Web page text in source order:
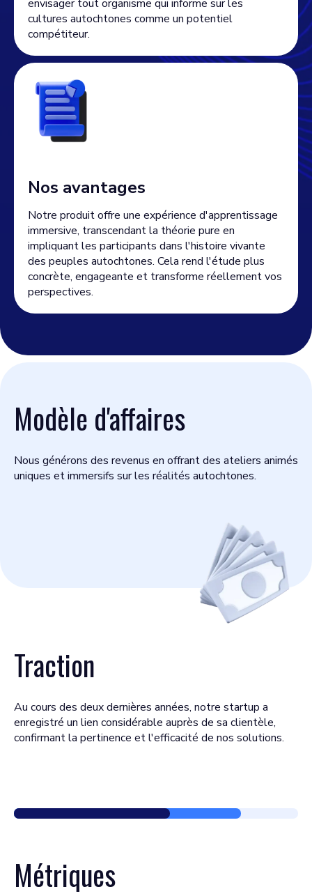
envisager tout organisme qui informe sur les
cultures autochtones comme un potentiel
compétiteur.
Nos avantages
Notre produit offre une expérience d'apprentissage
immersive, transcendant la théorie pure en
impliquant les participants dans l'histoire vivante
des peuples autochtones. Cela rend l'étude plus
concrète, engageante et transforme réellement vos
perspectives.
Modèle d'affaires
Nous générons des revenus en offrant des ateliers animés
uniques et immersifs sur les réalités autochtones.
Traction
Au cours des deux dernières années, notre startup a
enregistré un lien considérable auprès de sa clientèle,
confirmant la pertinence et l'efficacité de nos solutions.
Métriques